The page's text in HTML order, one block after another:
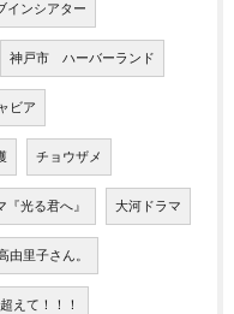
インシアター
神戸市 ハーバーランド
ビア
チョウザメ
『光る君へ』 大河ドラマ
由里子さん。
えて！！！